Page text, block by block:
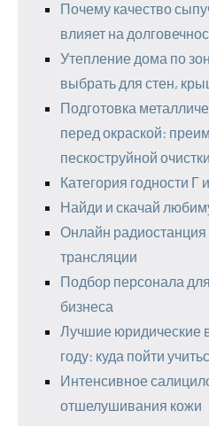
Почему качество
влияет на
Утепление дома по
выбрать для стен,
Подготовка
перед окраской:
пескоструйной очистки
Категория годности Г
Найди и скачай
Онлайн
трансляции
Подбор персонала
бизнеса
Лучшие юридические
году: куда пойти
Интенсивное
отшелушивания кожи